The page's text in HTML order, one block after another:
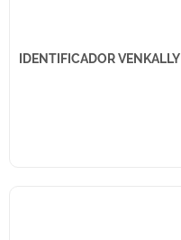
IDENTIFICADOR VENKALLY